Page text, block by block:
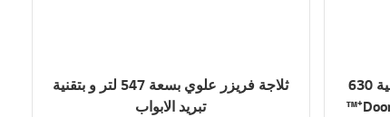
ثلاجة الفريزر العلوي بسعة اجمالية 630
لتر DoorCooling⁺™, Hygiene FRESH⁺™
ثلاجة فريزر علوي بسعة 547 لتر و بتقنية
تبريد الابواب